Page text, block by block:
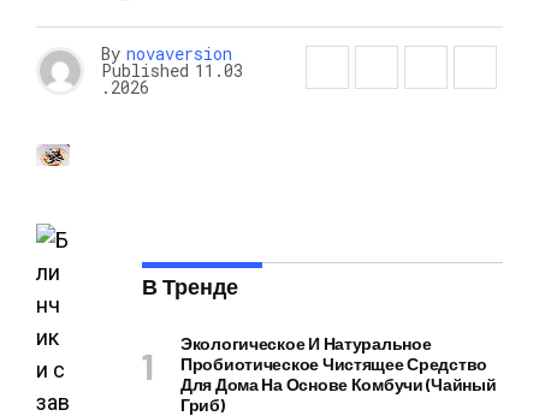
By novaversion
Published 11.03
.2026
В Тренде
Экологическое И Натуральное
Пробиотическое Чистящее Средство
Для Дома На Основе Комбучи (чайный
Гриб)